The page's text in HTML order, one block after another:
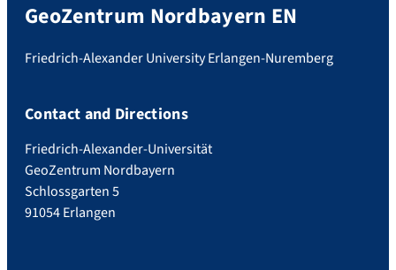
GeoZentrum Nordbayern EN
Friedrich-Alexander University Erlangen-Nuremberg
Contact and Directions
Friedrich-Alexander-Universität
GeoZentrum Nordbayern
Schlossgarten 5
91054 Erlangen